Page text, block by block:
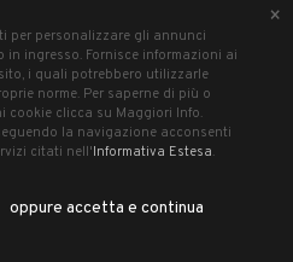
UP STUDIO
di Pesaro n°3/2019 del 21 agosto 2019.
per personalizzare gli annunci
ingresso. Fornisce informazioni ai
i quali potrebbero utilizzarle
norme. Per saperne di più o
cookie clicca su Maggiori Info.
la navigazione acconsenti
citati nell'Informativa Estesa.
oppure accetta e continua
×